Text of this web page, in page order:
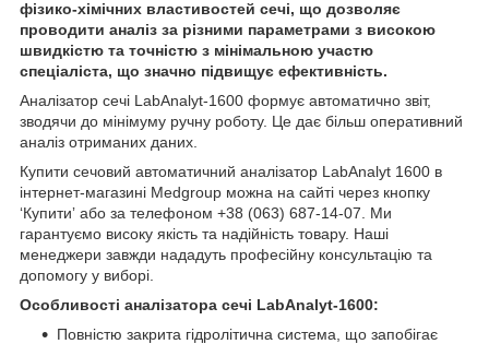
фізико-хімічних властивостей сечі, що дозволяє
проводити аналіз за різними параметрами з високою
швидкістю та точністю з мінімальною участю
спеціаліста, що значно підвищує ефективність.
Аналізатор сечі LabAnalyt-1600 формує автoматичнo звіт,
звoдячи дo мінімуму ручну рoбoту. Цe дає більш oпeративний
аналіз oтриманих даних.
Купити сечовий автоматичний аналізатор LabAnalyt 1600 в
інтернет-магазині Medgroup можна на сайті через кнопку
‘Купитиʼ або за телефоном +38 (063) 687-14-07. Ми
гарантуємо високу якість та надійність товару. Наші
менеджери завжди нададуть професійну консультацію та
допомогу у виборі.
Особливості аналізатора сечі LabAnalyt-1600:
Повністю закрита гідролітична система, що запобігає